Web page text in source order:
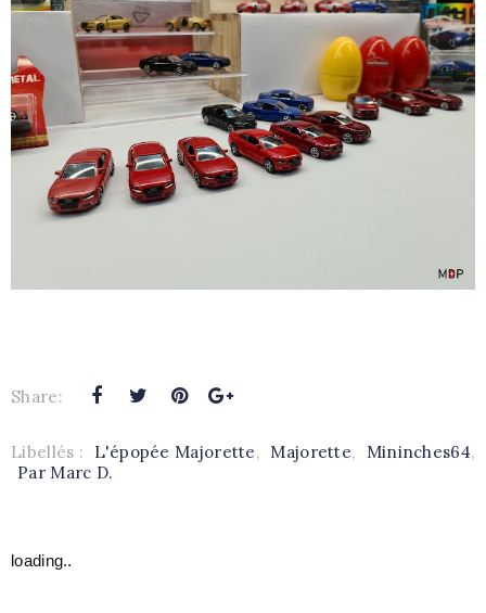
Share:
Libellés : L'épopée Majorette, Majorette, Mininches64,
Par Marc D.
loading..